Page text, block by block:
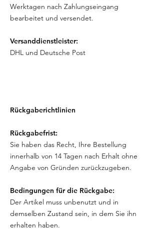
Werktagen nach Zahlungseingang
bearbeitet und versendet.
Versanddienstleister:
DHL und Deutsche Post
Rückgaberichtlinien
Rückgabefrist:
Sie haben das Recht, Ihre Bestellung
innerhalb von 14 Tagen nach Erhalt ohne
Angabe von Gründen zurückzugeben.
Bedingungen für die Rückgabe:
Der Artikel muss unbenutzt und in
demselben Zustand sein, in dem Sie ihn
erhalten haben.